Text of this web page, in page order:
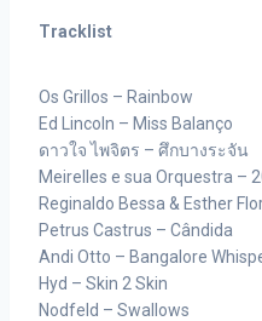
Tracklist
Os Grillos – Rainbow
Ed Lincoln – Miss Balanço
ดาวใจ ไพจิตร – ศึกบางระจัน
Meirelles e sua Orquestra –
Reginaldo Bessa & Esther
Petrus Castrus – Cândida
Andi Otto – Bangalore
Hyd – Skin 2 Skin
Nodfeld – Swallows